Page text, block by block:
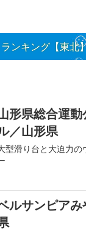
ンキング【東北
形県総合運
／山形県
型滑り台と大迫力
ルサンピア